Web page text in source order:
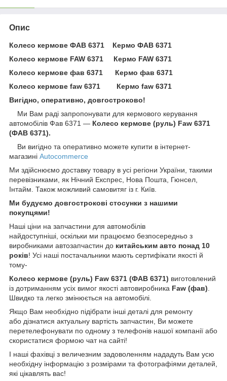
Опис
Колесо кермове ФАВ 6371 Кермо ФАВ 6371
Колесо кермове FAW 6371 Кермо FAW 6371
Колесо кермове фав 6371 Кермо фав 6371
Колесо кермове faw 6371 Кермо faw 6371
Вигідно, оперативно, довгостроково!
Ми Вам раді запропонувати для кермового керування
автомобілів Фав 6371 — Колесо кермове (руль) Faw 6371
(ФАВ 6371).
Ви вигідно та оперативно можете купити в інтернет-
магазині Autocommerce
Ми здійснюємо доставку товару в усі регіони України, такими
перевізниками, як Нічний Експрес, Нова Пошта, Гюнсел,
Інтайм. Також можливий самовитяг із г. Київ.
Ми будуємо довгострокові стосунки з нашими
покупцями!
Наші ціни на запчастини для автомобілів
найдоступніші, оскільки ми працюємо безпосередньо з
виробниками автозапчастин до китайським авто понад 10
років! Усі наші постачальники мають сертифікати якості й
тому-
Колесо кермове (руль) Faw 6371 (ФАВ 6371) виготовлений
із дотриманням усіх вимог якості автовиробника Faw (фав)
Швидко та легко змінюється на автомобілі.
Якщо Вам необхідно підібрати інші деталі для ремонту
або дізнатися актуальну вартість запчастин, Ви можете
перетелефонувати по одному з телефонів нашої компанії або
скористатися формою чат на сайті!
І наші фахівці з величезним задоволенням нададуть Вам усю
необхідну інформацію з розмірами та фотографіями деталей,
які цікавлять вас!